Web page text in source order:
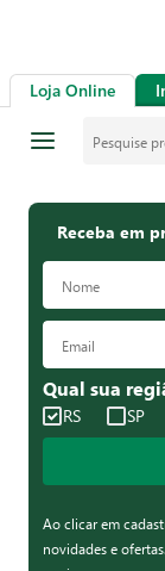
Loja Online
Receba em
Qual sua
RS SP
Ao clicar em
novidades e